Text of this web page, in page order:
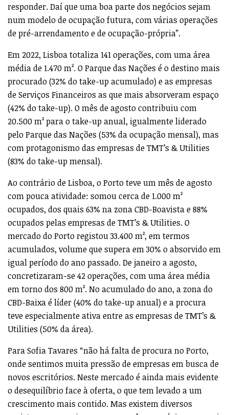
responder. Daí que uma boa parte dos negócios sejam
num modelo de ocupação futura, com várias operações
de pré-arrendamento e de ocupação-própria”.
Em 2022, Lisboa totaliza 141 operações, com uma área
média de 1.470 m². O Parque das Nações é o destino mais
procurado (32% do take-up acumulado) e as empresas
de Serviços Financeiros as que mais absorveram espaço
(42% do take-up). O mês de agosto contribuiu com
20.500 m² para o take-up anual, igualmente liderado
pelo Parque das Nações (53% da ocupação mensal), mas
com protagonismo das empresas de TMT’s & Utilities
(83% do take-up mensal).
Ao contrário de Lisboa, o Porto teve um mês de agosto
com pouca atividade: somou cerca de 1.000 m²
ocupados, dos quais 63% na zona CBD-Boavista e 88%
ocupados pelas empresas de TMT’s & Utilities. O
mercado do Porto registou 33.400 m², em termos
acumulados, volume que supera em 30% o absorvido em
igual período do ano passado. De janeiro a agosto,
concretizaram-se 42 operações, com uma área média
em torno dos 800 m². No acumulado do ano, a zona do
CBD-Baixa é líder (40% do take-up anual) e a procura
teve especialmente ativa entre as empresas de TMT’s &
Utilities (50% da área).
Para Sofia Tavares “não há falta de procura no Porto,
onde sentimos muita pressão de empresas em busca de
novos escritórios. Neste mercado é ainda mais evidente
o desequilíbrio face à oferta, o que tem levado a um
crescimento mais contido. Mas existem diversos